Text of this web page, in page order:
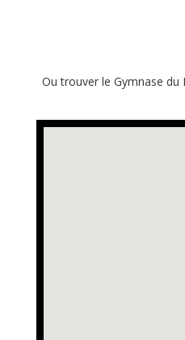
Ou trouver le Gymnase du